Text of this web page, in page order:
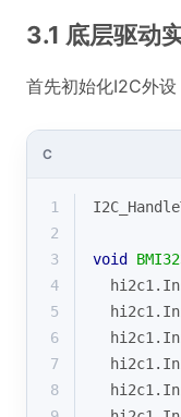
3.1 底层驱动
首先初始化I2C外
C
1
2
3
void
4
5
6
7
8